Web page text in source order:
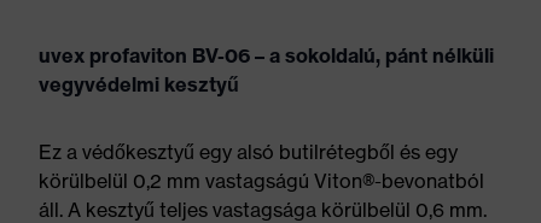
uvex profaviton BV-06 – a sokoldalú, pánt nélküli
vegyvédelmi kesztyű
Ez a védőkesztyű egy alsó butilrétegből és egy
körülbelül 0,2 mm vastagságú Viton®-bevonatból
áll. A kesztyű teljes vastagsága körülbelül 0,6 mm.